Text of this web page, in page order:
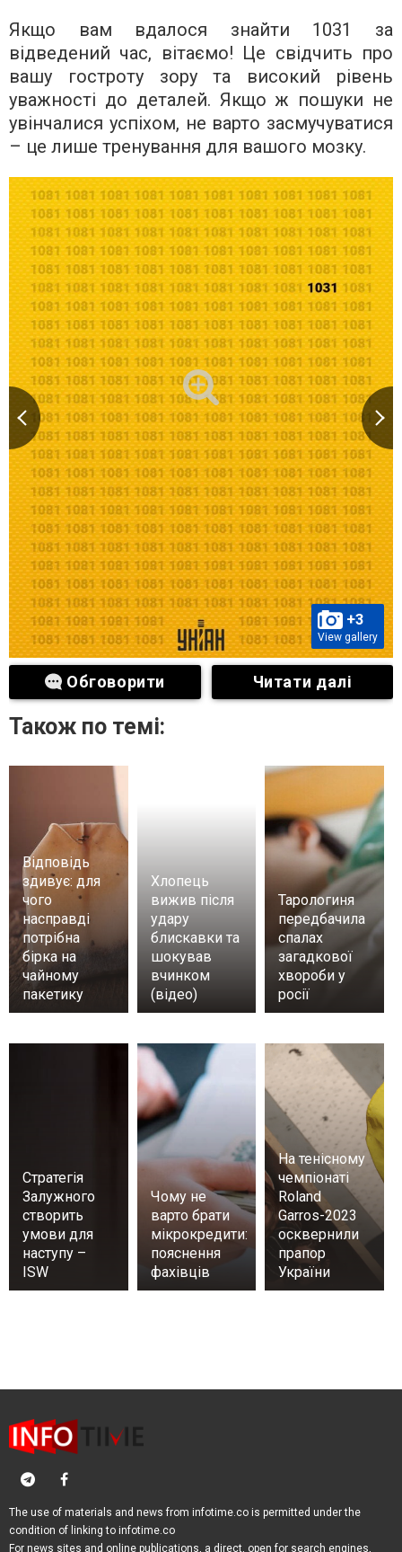
Якщо вам вдалося знайти 1031 за
відведений час, вітаємо! Це свідчить про
вашу гостроту зору та високий рівень
уважності до деталей. Якщо ж пошуки не
увінчалися успіхом, не варто засмучуватися
– це лише тренування для вашого мозку.
+3
View gallery
Обговорити Читати далі
Також по темі:
Відповідь
здивує: для
чого
насправді
потрібна
бірка на
чайному
пакетику
Хлопець
вижив після
удару
блискавки та
шокував
вчинком
(відео)
Тарологиня
передбачила
спалах
загадкової
хвороби у
росії
Стратегія
Залужного
створить
умови для
наступу –
ISW
Чому не
варто брати
мікрокредити:
пояснення
фахівців
На тенісному
чемпіонаті
Roland
Garros-2023
осквернили
прапор
України
The use of materials and news from infotime.co is permitted under the
condition of linking to infotime.co
For news sites and online publications, a direct, open for search engines,